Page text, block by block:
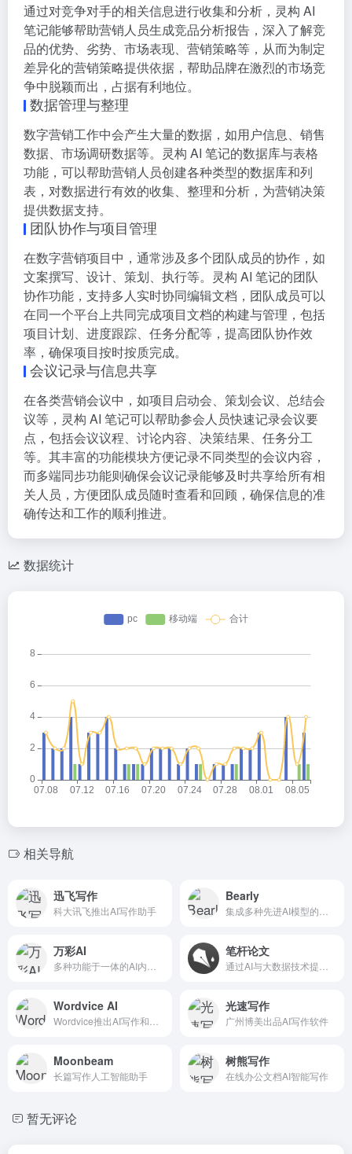
通过对竞争对手的相关信息进行收集和分析，灵构 AI
笔记能够帮助营销人员生成竞品分析报告，深入了解竞
品的优势、劣势、市场表现、营销策略等，从而为制定
差异化的营销策略提供依据，帮助品牌在激烈的市场竞
争中脱颖而出，占据有利地位。
数据管理与整理
数字营销工作中会产生大量的数据，如用户信息、销售
数据、市场调研数据等。灵构 AI 笔记的数据库与表格
功能，可以帮助营销人员创建各种类型的数据库和列
表，对数据进行有效的收集、整理和分析，为营销决策
提供数据支持。
团队协作与项目管理
在数字营销项目中，通常涉及多个团队成员的协作，如
文案撰写、设计、策划、执行等。灵构 AI 笔记的团队
协作功能，支持多人实时协同编辑文档，团队成员可以
在同一个平台上共同完成项目文档的构建与管理，包括
项目计划、进度跟踪、任务分配等，提高团队协作效
率，确保项目按时按质完成。
会议记录与信息共享
在各类营销会议中，如项目启动会、策划会议、总结会
议等，灵构 AI 笔记可以帮助参会人员快速记录会议要
点，包括会议议程、讨论内容、决策结果、任务分工
等。其丰富的功能模块方便记录不同类型的会议内容，
而多端同步功能则确保会议记录能够及时共享给所有相
关人员，方便团队成员随时查看和回顾，确保信息的准
确传达和工作的顺利推进。
数据统计
相关导航
迅飞写作
科大讯飞推出AI写作助手
Bearly
万彩AI 笔杆论文
Wordvice AI 光速写作
广州博美出品AI写作软件
Moonbeam
长篇写作人工智能助手
树熊写作
在线办公文档AI智能写作
暂无评论